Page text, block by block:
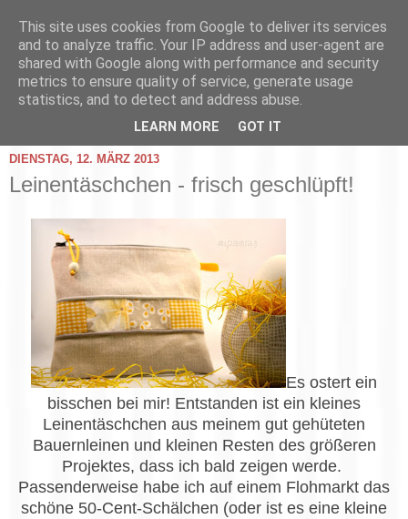
DIENSTAG, 12. MÄRZ 2013
Leinentäschchen - frisch geschlüpft!
Es ostert ein
bisschen bei mir! Entstanden ist ein kleines
Leinentäschchen aus meinem gut gehüteten
Bauernleinen und kleinen Resten des größeren
Projektes, dass ich bald zeigen werde.
Passenderweise habe ich auf einem Flohmarkt das
schöne 50-Cent-Schälchen (oder ist es eine kleine
This site uses cookies from Google to deliver its services
and to analyze traffic. Your IP address and user-agent are
shared with Google along with performance and security
metrics to ensure quality of service, generate usage
statistics, and to detect and address abuse.
LEARN MORE GOT IT